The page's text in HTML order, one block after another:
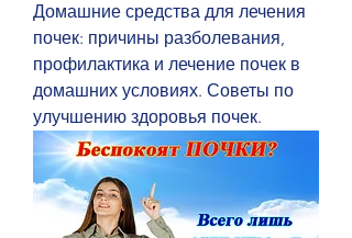
Домашние средства для лечения
почек: причины разболевания,
профилактика и лечение почек в
домашних условиях. Советы по
улучшению здоровья почек.